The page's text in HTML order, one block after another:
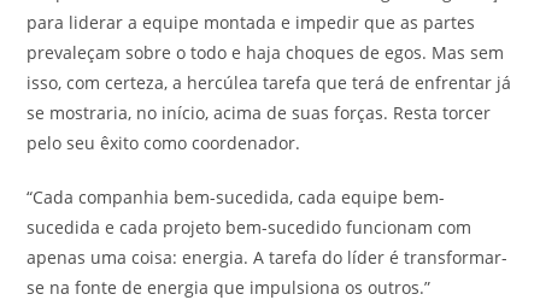
para liderar a equipe montada e impedir que as partes
prevaleçam sobre o todo e haja choques de egos. Mas sem
isso, com certeza, a hercúlea tarefa que terá de enfrentar já
se mostraria, no início, acima de suas forças. Resta torcer
pelo seu êxito como coordenador.
“Cada companhia bem-sucedida, cada equipe bem-
sucedida e cada projeto bem-sucedido funcionam com
apenas uma coisa: energia. A tarefa do líder é transformar-
se na fonte de energia que impulsiona os outros.”